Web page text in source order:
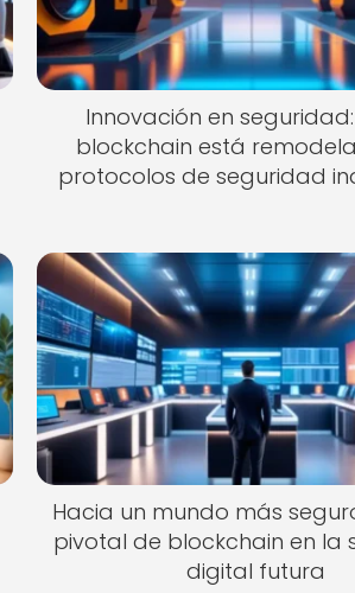
Innovación en
blockchain está
protocolos de seguridad
Hacia un mundo más
pivotal de blockchain en la
digital futura